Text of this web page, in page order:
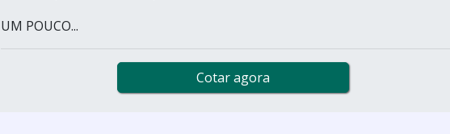
UM POUCO...
Cotar agora